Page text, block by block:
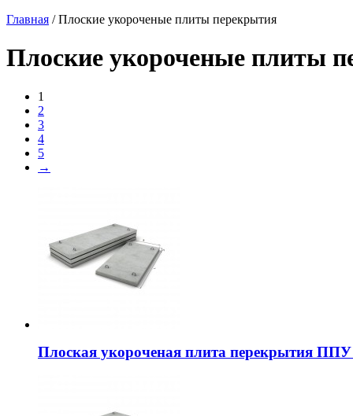
Главная / Плоские укороченые плиты перекрытия
Плоские укороченые плиты
1
2
3
4
5
→
Плоская укороченая плита перекрытия ППУ